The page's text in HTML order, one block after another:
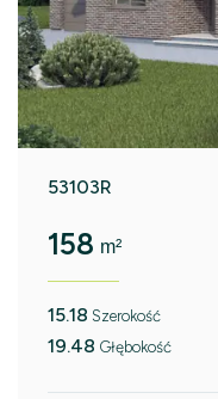
53103R
158 m²
15.18 Szerokość
19.48 Głębokość